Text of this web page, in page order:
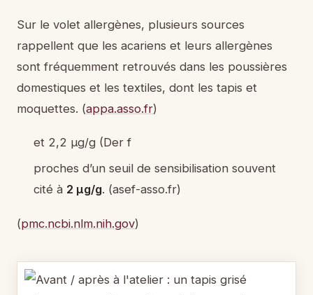
Sur le volet allergènes, plusieurs sources
rappellent que les acariens et leurs allergènes
sont fréquemment retrouvés dans les poussières
domestiques et les textiles, dont les tapis et
moquettes. (appa.asso.fr)
et 2,2 µg/g (Der f
proches d’un seuil de sensibilisation souvent
cité à 2 µg/g. (asef-asso.fr)
(pmc.ncbi.nlm.nih.gov)